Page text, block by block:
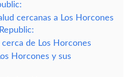
cercanas a Los Horcones
de Los Horcones
Horcones y sus